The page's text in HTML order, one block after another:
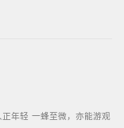
正年轻 一蜂至微，亦能游观